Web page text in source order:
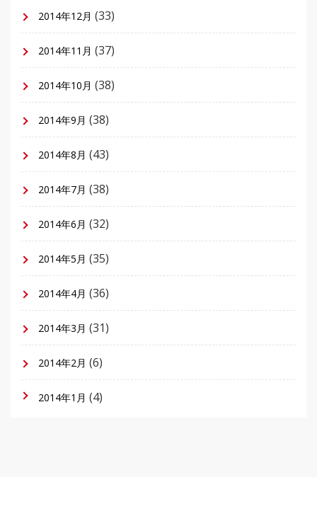
2014年12月 (33)
2014年11月 (37)
2014年10月 (38)
2014年9月 (38)
2014年8月 (43)
2014年7月 (38)
2014年6月 (32)
2014年5月 (35)
2014年4月 (36)
2014年3月 (31)
2014年2月 (6)
2014年1月 (4)